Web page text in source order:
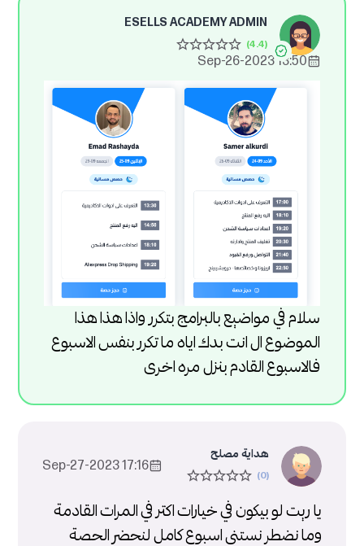
ESELLS ACADEMY ADMIN
13:50 2023-Sep-26
سلام في مواضيع بالبرامج بتكرر واذا هذا هذا
الموضوع ال انت بدك اياه ما تكرر بنفس الاسبوع
فالاسبوع القادم بنزل مره اخرى
هداية مصلح
17:16 2023-Sep-27
يا ريت لو بيكون في خيارات اكتر في المرات القادمة
وما نضطر نستنى اسبوع كامل لنحضر الحصة